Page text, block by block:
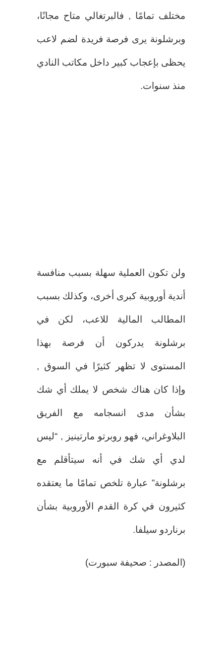
مختلف تمامًا , فالبرتغالي متاح مجانًا،
وبرشلونة يرى فرصة فريدة لضم لاعب
يحظى بإعجاب كبير داخل مكاتب النادي
منذ سنوات.
ولن تكون العملية سهلة بسبب منافسة
أندية أوروبية كبرى أخرى، وكذلك بسبب
المطالب المالية للاعب، لكن في
برشلونة يدركون أن فرصة بهذا
المستوى لا تظهر كثيرًا في السوق ,
وإذا كان هناك شخص لا يملك أي شك
بشأن مدى انسجامه مع الفريق
البلاوغراني، فهو روبرتو مارتينيز , “ليس
لدي أي شك في أنه سيتأقلم مع
برشلونة” عبارة تلخص تمامًا ما يعتقده
كثيرون في كرة القدم الأوروبية بشأن
برناردو سيلفا.
(المصدر : صحيفة سبورت)